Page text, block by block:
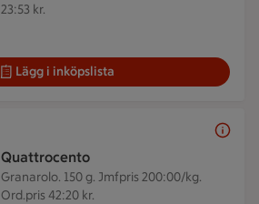
23:53 kr.
Lägg i inköpslista
Quattrocento
Granarolo. 150 g. Jmfpris 200:00/kg.
Ord.pris 42:20 kr.